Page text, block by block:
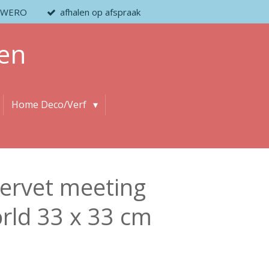
afhalen op afspraak
Home Deco/Verf
meeting
33 x 33 cm